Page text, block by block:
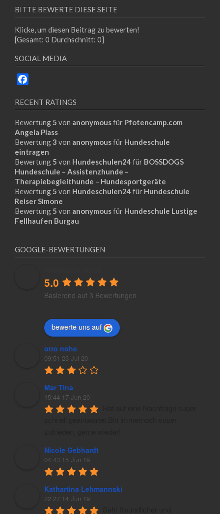
BITTE BEWERTE DIESE SEITE
Klicke, um diesen Beitrag zu bewerten!
[Gesamt: 0 Durchschnitt: 0]
SOCIAL MEDIA
RECENT RATINGS
Bewertung 5 von anonymousfür Pfotencamp.com
Angela Plass
Bewertung3 von anonymousfür Hundeschule
eintragen
Bewertung 5 von Hundeschulen24 für BOSSDOGS
Hundeschule – Assistenzhunde –
Therapiebegleithunde – Hundesportgeräte
Bewertung 5 von Hundeschulen24 für Hundeschule
Reiser Simone
Bewertung 5 von anonymousfür Hundeschule Lustige
Fellhaufen Burgau
GOOGLE-BEWERTUNGEN
5.0
Basierend auf 3 Bewertungen
bewerte uns auf
otto nohe
09:51 23 Jul 20
Mar Tina
15:44 17 Jun 20
Nicole Gebhardt
04:43 15 Jun 19
Kathartina Lehmannski
22:27 14 Jun 19